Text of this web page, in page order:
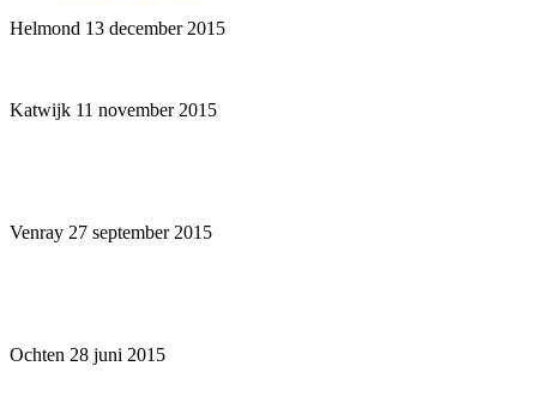
Helmond 13 december 2015
Katwijk 11 november 2015
Venray 27 september 2015
Ochten 28 juni 2015